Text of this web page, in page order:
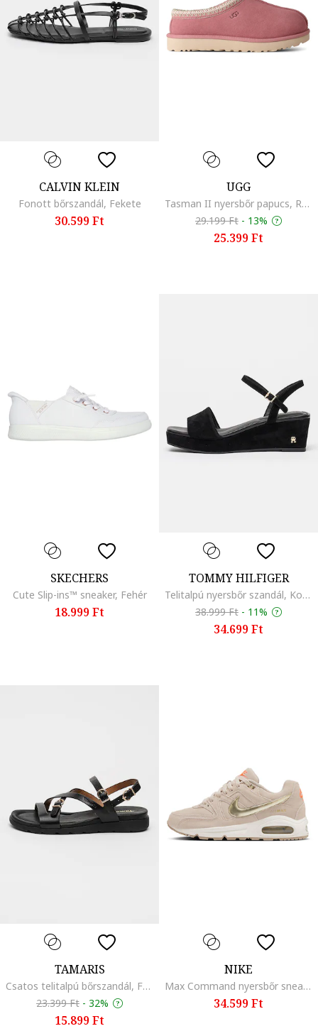
CALVIN KLEIN
Fonott bőrszandál, Fekete
30.599 Ft
UGG
Tasman II nyersbőr papucs, Rózsaszín/Krémszín
29.199 Ft - 13%
25.399 Ft
SKECHERS
Cute Slip-ins™ sneaker, Fehér
18.999 Ft
TOMMY HILFIGER
Telitalpú nyersbőr szandál, Koptatott fekete
38.999 Ft - 11%
34.699 Ft
TAMARIS
Csatos telitalpú bőrszandál, Fekete
23.399 Ft - 32%
15.899 Ft
NIKE
Max Command nyersbőr sneaker, Aranyszín/Homokbarna
34.599 Ft